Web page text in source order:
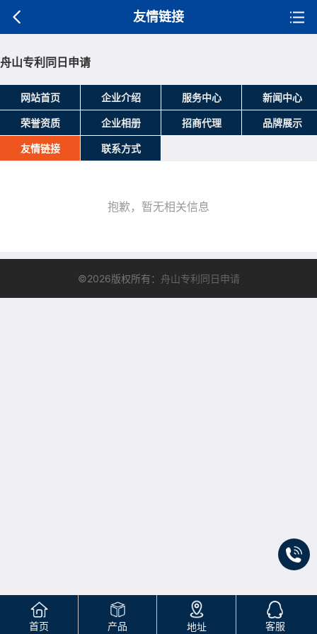
友情链接
舟山专利同日申请
网站首页 企业介绍 服务中心 新闻中心
荣誉资质 企业相册 招商代理 品牌展示
友情链接 联系方式
抱歉，暂无相关信息
©2026版权所有： 舟山专利同日申请
首页 产品 地址 客服